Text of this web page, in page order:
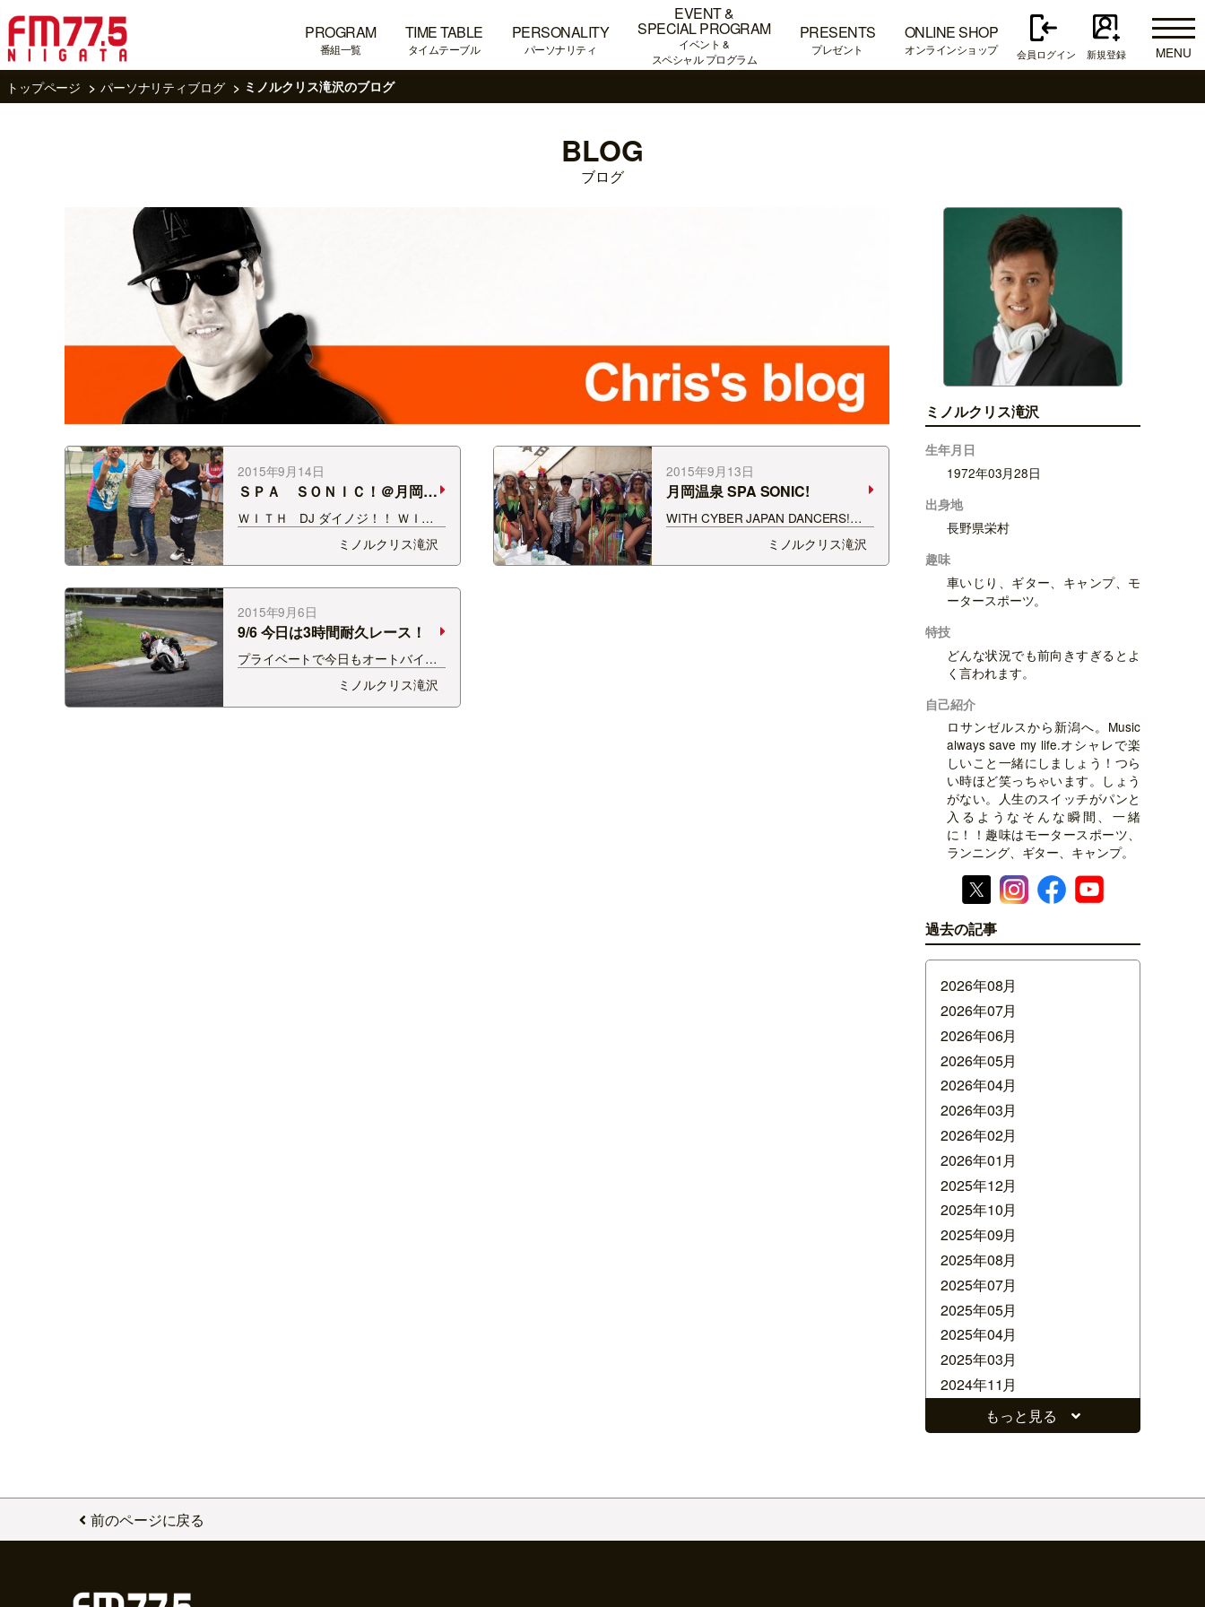
PROGRAM
番組一覧
TIME TABLE
タイムテーブル
PERSONALITY
パーソナリティ
EVENT &
SPECIAL PROGRAM
イベント &
スペシャル プログラム
PRESENTS
プレゼント
ONLINE SHOP
オンラインショップ 会員ログイン 新規登録
MENU
トップページ
パーソナリティブログ ミノルクリス滝沢のブログ
BLOG
ブログ
2015年9月14日
ＳＰＡ ＳＯＮＩＣ！＠月岡温
泉！
ＷＩＴＨ DJ ダイノジ！！ ＷＩＴ
Ｈ Ｄｏｕｂｌｅ！！ ＷＩＴＨ Ｄ
Ｊ ＹＯＳＨＩＩ！！ ＷＩＴＨ Ａ
Ｋ−６９！！ ＢＩＧ！ ＴＨＡＮＸ
Ｘ！！
ミノルクリス滝沢
2015年9月13日
月岡温泉 SPA SONIC!
WITH CYBER JAPAN DANCERS!
WITH DJ YAGI&DJ TAGA WITH DJ
YUJIN & DJ YURIA 月岡温泉スパソ
ニック！ 最高です！
ミノルクリス滝沢
2015年9月6日
9/6 今日は3時間耐久レース！
プライベートで今日もオートバイの
レース参加です！ 日本海間瀬サーキ
ットで 10:30- 3時間 優勝目指して走
ります(^-^) 入場料1,000円 入口でチ
ミノルクリス滝沢
ミノルクリス滝沢
生年月日
1972年03月28日
出身地
長野県栄村
趣味
車いじり、ギター、キャンプ、モ
ータースポーツ。
特技
どんな状況でも前向きすぎるとよ
く言われます。
自己紹介
ロサンゼルスから新潟へ。Music
always save my life.オシャレで楽
しいこと一緒にしましょう！つら
い時ほど笑っちゃいます。しょう
がない。人生のスイッチがパンと
入るようなそんな瞬間、一緒
に！！趣味はモータースポーツ、
ランニング、ギター、キャンプ。
過去の記事
2026年08月
2026年07月
2026年06月
2026年05月
2026年04月
2026年03月
2026年02月
2026年01月
2025年12月
2025年10月
2025年09月
2025年08月
2025年07月
2025年05月
2025年04月
2025年03月
2024年11月
2024年10月
2024年09月
もっと見る
前のページに戻る